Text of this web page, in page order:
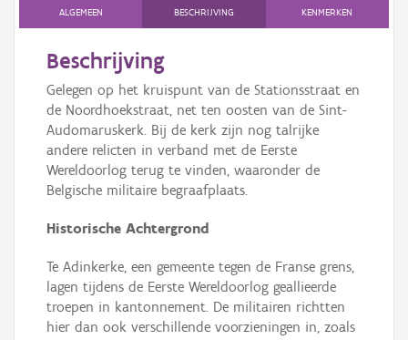
ALGEMEEN BESCHRIJVING KENMERKEN
Beschrijving
Gelegen op het kruispunt van de Stationsstraat en
de Noordhoekstraat, net ten oosten van de Sint-
Audomaruskerk. Bij de kerk zijn nog talrijke
andere relicten in verband met de Eerste
Wereldoorlog terug te vinden, waaronder de
Belgische militaire begraafplaats.
Historische Achtergrond
Te Adinkerke, een gemeente tegen de Franse grens,
lagen tijdens de Eerste Wereldoorlog geallieerde
troepen in kantonnement. De militairen richtten
hier dan ook verschillende voorzieningen in, zoals